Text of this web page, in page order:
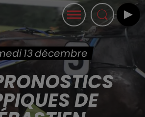
13 décembre
DE